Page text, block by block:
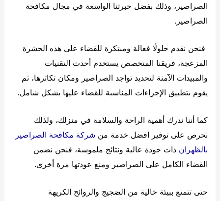
الصراصير، وذلك بفضل خبرتنا الواسعة في مجال مكافحة
الصراصير.
فنحن نقدم حلولًا فعالة ومبتكرة للقضاء على هذه الحشرة
المزعجة، فريقنا المتخصص يستخدم أحدث التقنيات
والمبيدات الآمنة لتحديد تواجد الصراصير ومكان تكاثرها، ثم
يقوم بتطبيق الإجراءات المناسبة للقضاء عليها بشكل شامل.
كما أننا ندرك أهمية الراحة والسلامة في منزلك، ولذلك
نحرص على توفير افضل خدمة من شركة مكافحة الصراصير
بالظهران ذات جودة عالية ونتائج ملموسة، فنحن نضمن
القضاء الكامل على الصراصير ومنع عودتها مرة أخرى.
حتى تتمتع ببيئة خالية من الضجيج والروائح الكريهة